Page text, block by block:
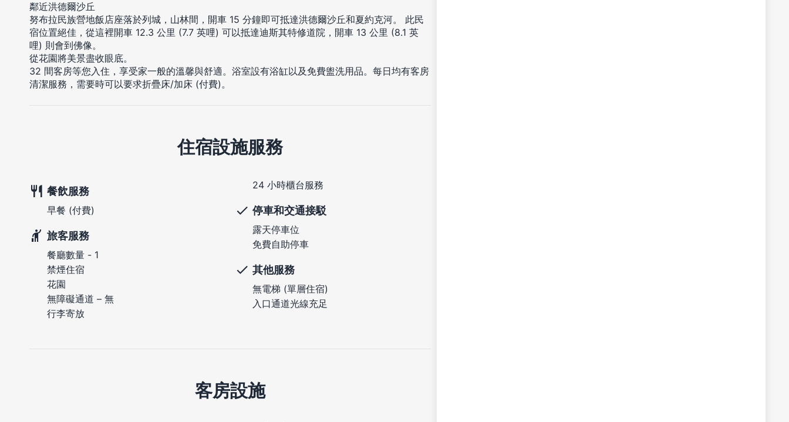
鄰近洪德爾沙丘
努布拉民族營地飯店座落於列城，山林間，開車 15 分鐘即可抵達洪德爾沙丘和夏約克河。 此民
宿位置絕佳，從這裡開車 12.3 公里 (7.7 英哩) 可以抵達迪斯其特修道院，開車 13 公里 (8.1 英
哩) 則會到佛像。
從花園將美景盡收眼底。
32 間客房等您入住，享受家一般的溫馨與舒適。浴室設有浴缸以及免費盥洗用品。每日均有客房
清潔服務，需要時可以要求折疊床/加床 (付費)。
住宿設施服務
餐飲服務
早餐 (付費)
旅客服務
餐廳數量 - 1
禁煙住宿
花園
無障礙通道 – 無
行李寄放
24 小時櫃台服務
停車和交通接駁
露天停車位
免費自助停車
其他服務
無電梯 (單層住宿)
入口通道光線充足
客房設施